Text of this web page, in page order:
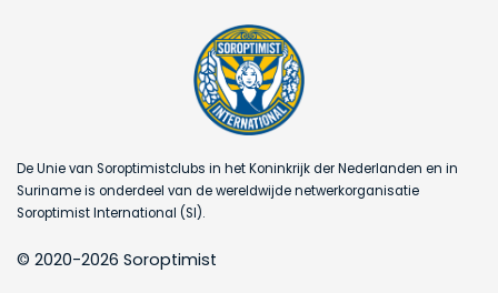
De Unie van Soroptimistclubs in het Koninkrijk der Nederlanden en in
Suriname is onderdeel van de wereldwijde netwerkorganisatie
Soroptimist International (SI).
© 2020-2026 Soroptimist